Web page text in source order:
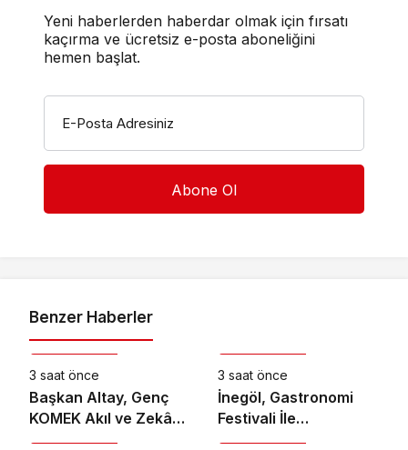
Yeni haberlerden haberdar olmak için fırsatı
kaçırma ve ücretsiz e-posta aboneliğini
hemen başlat.
E-Posta Adresiniz
Benzer Haberler
Kültür & Sanat
3 saat önce
Başkan Altay, Genç
KOMEK Akıl ve Zekâ
Oyunları’nın Final
3 saat önce
İnegöl, Gastronomi
Festivali İle
Lezzetlerini Vitrine